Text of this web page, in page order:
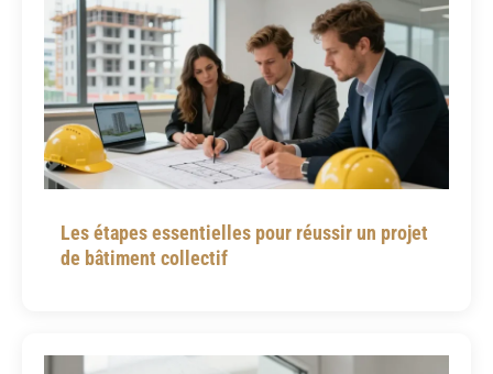
Les étapes essentielles pour réussir un projet
de bâtiment collectif